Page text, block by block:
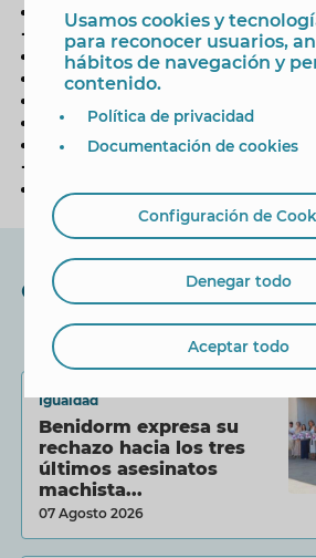
La elección correcta
-
https://vimeo.com/349027576
Cuerpos -https://vimeo.com/
Como debes ser -https://
Pandemia -https://vimeo.com/
La elección correcta
-
Cuerpos -https://vimeo.com/
Otras noticias
Igualdad
Benidorm expresa su
rechazo hacia los tres
últimos asesinatos
machista...
07 Agosto 2026
Usamos cookies y
para reconocer usuarios,
hábitos de navegación y
contenido.
Política de privacidad
Documentación de cookies
Configuración de
Denegar todo
Aceptar todo